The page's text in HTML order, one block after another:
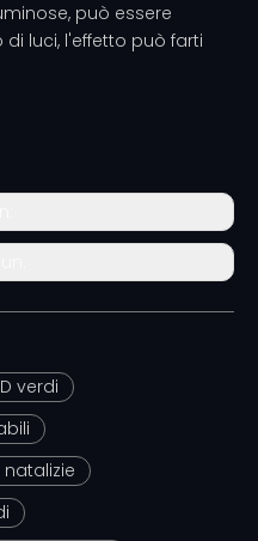
può essere
luci, l'effetto può farti
verdi